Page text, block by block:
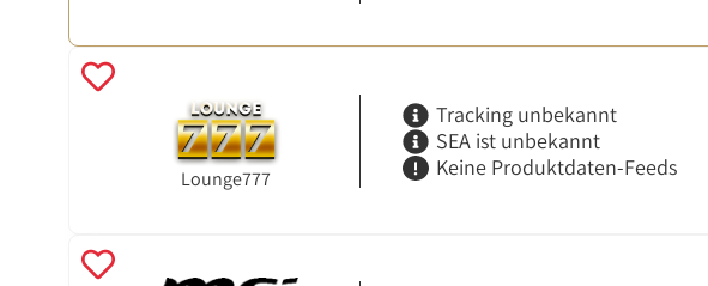
Lounge777
Tracking unbekannt
SEA ist unbekannt
Keine Produktdaten-Feeds